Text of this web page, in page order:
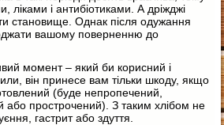
і антибіотиками. А дріжджі
становище. Однак після одужання
вашому поверненню до
момент – який би корисний і
він принесе вам тільки шкоду, якщо
(буде непропечений,
прострочений). З таким хлібом не
гастрит або здуття.